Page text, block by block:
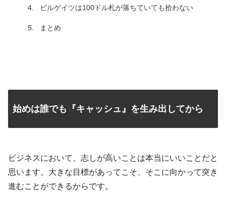
ビルゲイツは100ドル札が落ちていても拾わない
まとめ
始めは誰でも『キャッシュ』を生み出してから
ビジネスにおいて、志しが高いことは本当にいいことだと
思います。大きな目標があってこそ、そこに向かって突き
進むことができるからです。